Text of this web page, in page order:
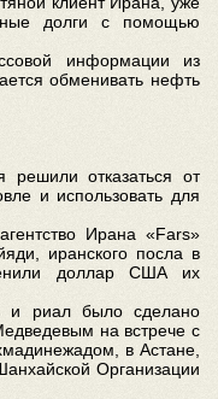
долги с помощью
информации из
обменивать нефть
отказаться от
и использовать для
Ирана «Fars»
иранского посла в
доллар США их
и риал было сделано
на встрече с
в Астане,
Организации